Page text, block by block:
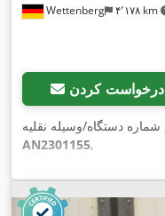
Wettenberg ۴٬۱۷۸ km
درخواست کردن
AN2301155,